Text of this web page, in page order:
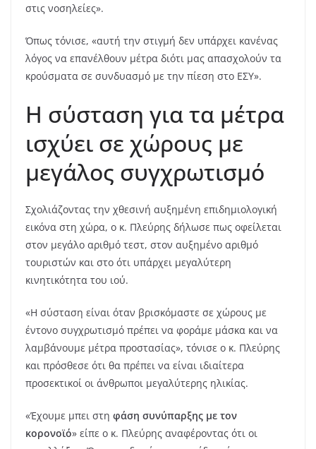
στις νοσηλείες».
Όπως τόνισε, «αυτή την στιγμή δεν υπάρχει κανένας
λόγος να επανέλθουν μέτρα διότι μας απασχολούν τα
κρούσματα σε συνδυασμό με την πίεση στο ΕΣΥ».
Η σύσταση για τα μέτρα
ισχύει σε χώρους με
μεγάλος συγχρωτισμό
Σχολιάζοντας την χθεσινή αυξημένη επιδημιολογική
εικόνα στη χώρα, ο κ. Πλεύρης δήλωσε πως οφείλεται
στον μεγάλο αριθμό τεστ, στον αυξημένο αριθμό
τουριστών και στο ότι υπάρχει μεγαλύτερη
κινητικότητα του ιού.
«Η σύσταση είναι όταν βρισκόμαστε σε χώρους με
έντονο συγχρωτισμό πρέπει να φοράμε μάσκα και να
λαμβάνουμε μέτρα προστασίας», τόνισε ο κ. Πλεύρης
και πρόσθεσε ότι θα πρέπει να είναι ιδιαίτερα
προσεκτικοί οι άνθρωποι μεγαλύτερης ηλικίας.
«Έχουμε μπει στη φάση συνύπαρξης με τον
κορονοϊό» είπε ο κ. Πλεύρης αναφέροντας ότι οι